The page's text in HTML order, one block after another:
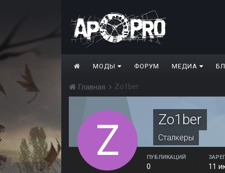
МОДЫ ФОРУМ МЕДИА
Главная Zo1ber
Zo1ber
Сталкеры
ПУБЛИКАЦИЙ
0 11